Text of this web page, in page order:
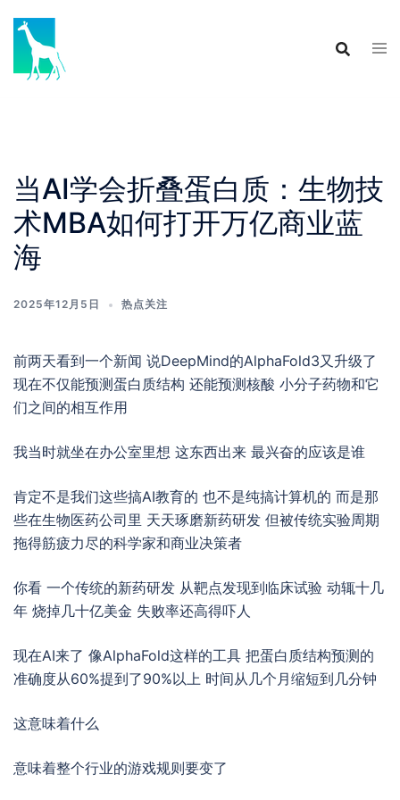
content
当AI学会折叠蛋白质：生物技
术MBA如何打开万亿商业蓝
海
2025年12月5日 热点关注
前两天看到一个新闻 说DeepMind的AlphaFold3又升级了
现在不仅能预测蛋白质结构 还能预测核酸 小分子药物和它
们之间的相互作用
我当时就坐在办公室里想 这东西出来 最兴奋的应该是谁
肯定不是我们这些搞AI教育的 也不是纯搞计算机的 而是那
些在生物医药公司里 天天琢磨新药研发 但被传统实验周期
拖得筋疲力尽的科学家和商业决策者
你看 一个传统的新药研发 从靶点发现到临床试验 动辄十几
年 烧掉几十亿美金 失败率还高得吓人
现在AI来了 像AlphaFold这样的工具 把蛋白质结构预测的
准确度从60%提到了90%以上 时间从几个月缩短到几分钟
这意味着什么
意味着整个行业的游戏规则要变了